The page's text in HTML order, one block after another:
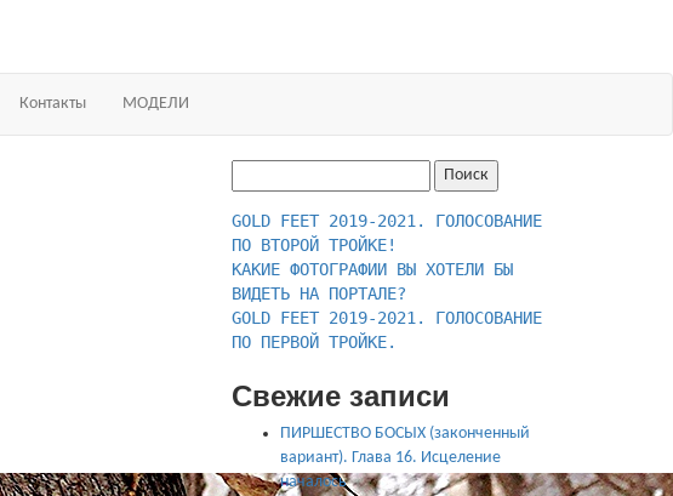
Контакты МОДЕЛИ
GOLD FEET 2019-2021. ГОЛОСОВАНИЕ
КАКИЕ ФОТОГРАФИИ ВЫ ХОТЕЛИ БЫ
ВИДЕТЬ НА ПОРТАЛЕ?
GOLD FEET 2019-2021. ГОЛОСОВАНИЕ
ПО ПЕРВОЙ ТРОЙКЕ.
Свежие записи
ПИРШЕСТВО БОСЫХ (законченный
вариант). Глава 16. Исцеление
началось